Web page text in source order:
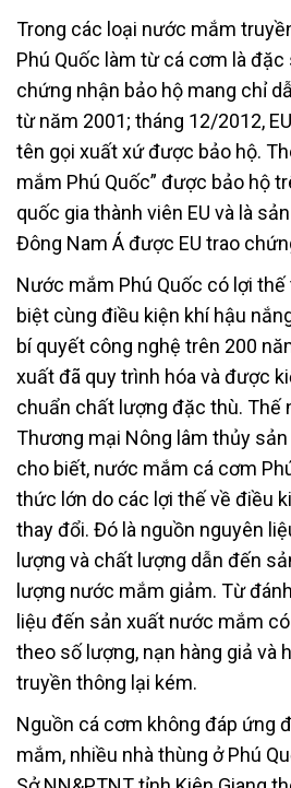
Trong các loại nước mắm
Phú Quốc làm từ cá cơm là
chứng nhận bảo hộ mang chỉ
từ năm 2001; tháng 12/2012,
tên gọi xuất xứ được bảo hộ.
mắm Phú Quốc” được bảo hộ
quốc gia thành viên EU và là
Đông Nam Á được EU trao
Nước mắm Phú Quốc có lợi
biệt cùng điều kiện khí hậu
bí quyết công nghệ trên 200
xuất đã quy trình hóa và được
chuẩn chất lượng đặc thù. Thế
Thương mại Nông lâm thủy
cho biết, nước mắm cá cơm
thức lớn do các lợi thế về điều
thay đổi. Đó là nguồn nguyên
lượng và chất lượng dẫn đến
lượng nước mắm giảm. Từ
liệu đến sản xuất nước mắm
theo số lượng, nạn hàng giả và
truyền thông lại kém.
Nguồn cá cơm không đáp ứng
mắm, nhiều nhà thùng ở Phú